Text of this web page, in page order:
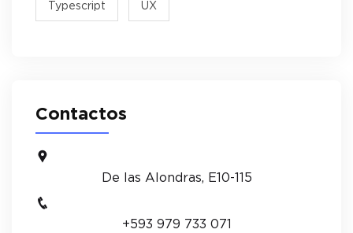
Typescript UX
Contactos
De las Alondras, E10-115
+593 979 733 071